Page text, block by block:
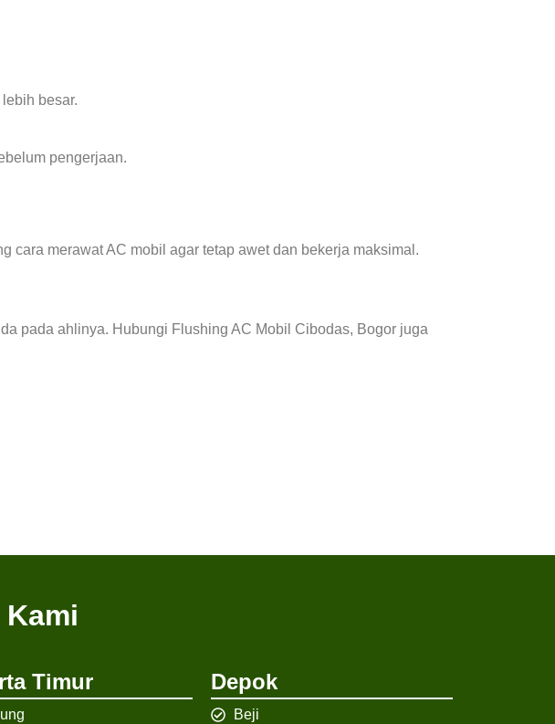
besar.
pengerjaan.
cara merawat AC mobil agar tetap awet dan bekerja maksimal.
pada ahlinya. Hubungi Flushing AC Mobil Cibodas, Bogor juga
Timur Depok
Beji